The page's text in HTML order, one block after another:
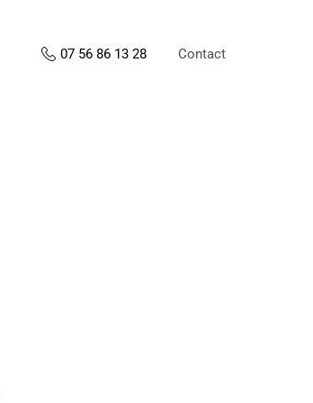
07 56 86 13 28 Contact